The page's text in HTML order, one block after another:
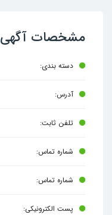
مشخصات آگهی
دسته بندی:
آدرس:
تلفن ثابت:
شماره تماس:
شماره تماس:
پست الکترونیکی: